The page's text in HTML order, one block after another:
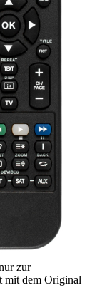
zur
mit dem Original